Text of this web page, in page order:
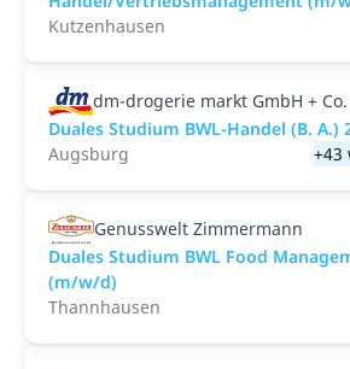
Kutzenhausen
dm-drogerie markt GmbH + Co.
Duales Studium BWL-Handel (B. A.)
Augsburg
+43
Genusswelt Zimmermann
Duales Studium BWL Food
(m/w/d)
Thannhausen